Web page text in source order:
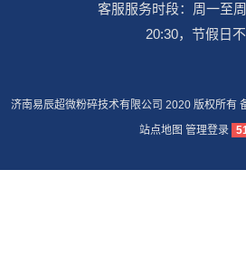
客服服务时段：周一至
20:30，节假日
济南易辰超微粉碎技术有限公司 2020 版权所有
站点地图 管理登录